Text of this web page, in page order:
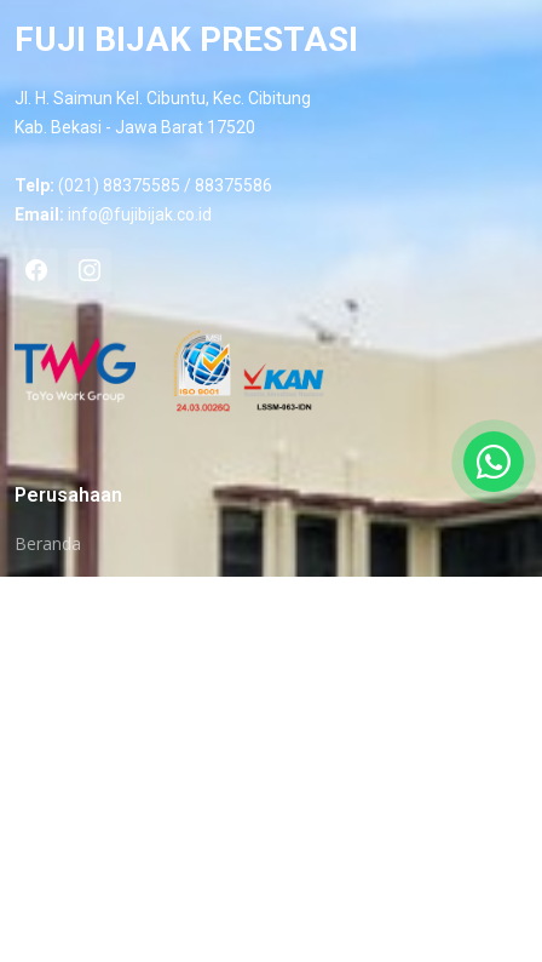
FUJI BIJAK PRESTASI
Jl. H. Saimun Kel. Cibuntu, Kec. Cibitung
Kab. Bekasi - Jawa Barat 17520
Telp: (021) 88375585 / 88375586
Email: info@fujibijak.co.id
Perusahaan
Beranda